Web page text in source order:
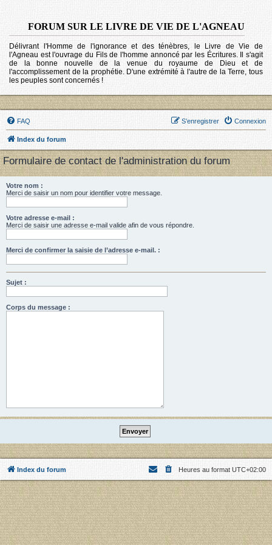
FORUM SUR LE LIVRE DE VIE DE L'AGNEAU
Délivrant l'Homme de l'ignorance et des ténèbres, le Livre de Vie de
l'Agneau est l'ouvrage du Fils de l'homme annoncé par les Écritures. Il s'agit
de la bonne nouvelle de la venue du royaume de Dieu et de
l'accomplissement de la prophétie. D'une extrémité à l'autre de la Terre, tous
les peuples sont concernés !
FAQ Connexion
S’enregistrer
Index du forum
Formulaire de contact de l'administration du forum
Votre nom :
Merci de saisir un nom pour identifier votre message.
Votre adresse e-mail :
Merci de saisir une adresse e-mail valide afin de vous répondre.
Merci de confirmer la saisie de l’adresse e-mail. :
Sujet :
Corps du message :
Index du forum Heures au format UTC+02:00